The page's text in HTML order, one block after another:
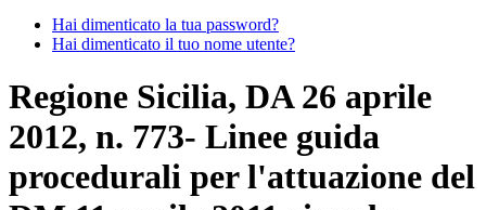
Hai dimenticato la tua password?
Hai dimenticato il tuo nome utente?
Regione Sicilia, DA 26 aprile
2012, n. 773- Linee guida
procedurali per l'attuazione del